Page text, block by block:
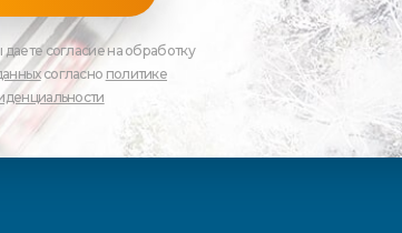
согласие на обработку
согласно политике